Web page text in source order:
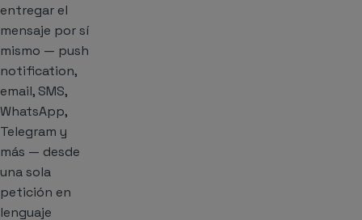
entregar el
mensaje por sí
mismo — push
notification,
email, SMS,
WhatsApp,
Telegram y
más — desde
una sola
petición en
lenguaje